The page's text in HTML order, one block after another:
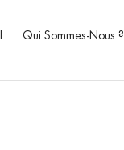
Qui Sommes-Nous ?